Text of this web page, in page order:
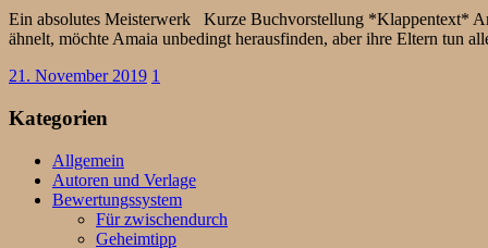
Ein absolutes Meisterwerk Kurze Buchvorstellung *Klappentext*
ähnelt, möchte Amaia unbedingt herausfinden, aber ihre Eltern tun
21. November 2019 1
Kategorien
Allgemein
Autoren und Verlage
Bewertungssystem
Für zwischendurch
Geheimtipp